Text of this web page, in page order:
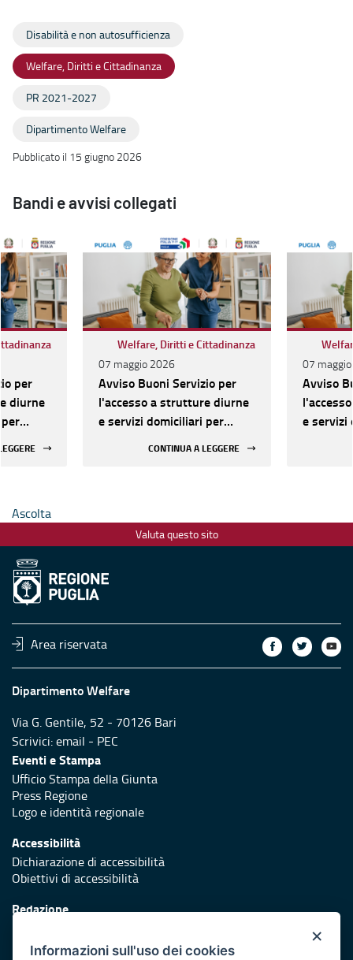
Disabilità e non autosufficienza
Welfare, Diritti e Cittadinanza
PR 2021-2027
Dipartimento Welfare
Pubblicato il 15 giugno 2026
Bandi e avvisi collegati
per
diurne
Welfare, Diritti e Cittadinanza
07 maggio 2026
Avviso Buoni Servizio per
l'accesso a strutture diurne
e servizi domiciliari per
CONTINUA A LEGGERE
07
Avviso
e servizi
Ascolta
Valuta questo sito
Area riservata
Dipartimento Welfare
Via G. Gentile, 52 - 70126 Bari
Scrivici:email - PEC
Eventi e Stampa
Ufficio Stampa della Giunta
Press Regione
Logo e identità regionale
Accessibilità
Dichiarazione di accessibilità
Obiettivi di accessibilità
Redazione
×
Informazioni sull'uso dei cookies